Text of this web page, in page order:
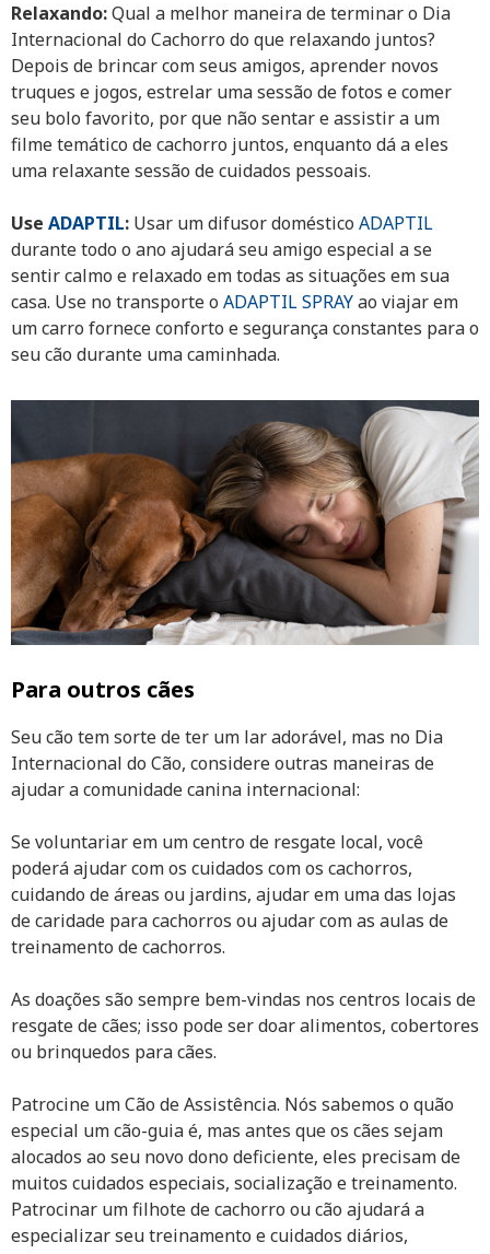
Relaxando:Qual a melhor maneira de terminar o Dia
Internacional do Cachorro do que relaxando juntos?
Depois de brincar com seus amigos, aprender novos
truques e jogos, estrelar uma sessão de fotos e comer
seu bolo favorito, por que não sentar e assistir a um
filme temático de cachorro juntos, enquanto dá a eles
uma relaxante sessão de cuidados pessoais.
Use ADAPTIL: Usar um difusor doméstico ADAPTIL
durante todo o ano ajudará seu amigo especial a se
sentir calmo e relaxado em todas as situações em sua
casa. Use no transporte o ADAPTIL SPRAYao viajar em
um carro fornece conforto e segurança constantes para o
seu cão durante uma caminhada.
Para outros cães
Seu cão tem sorte de ter um lar adorável, mas no Dia
Internacional do Cão, considere outras maneiras de
ajudar a comunidade canina internacional:
Se voluntariar em um centro de resgate local, você
poderá ajudar com os cuidados com os cachorros,
cuidando de áreas ou jardins, ajudar em uma das lojas
de caridade para cachorros ou ajudar com as aulas de
treinamento de cachorros.
As doações são sempre bem-vindas nos centros locais de
resgate de cães; isso pode ser doar alimentos, cobertores
ou brinquedos para cães.
Patrocine um Cão de Assistência. Nós sabemos o quão
especial um cão-guia é, mas antes que os cães sejam
alocados ao seu novo dono deficiente, eles precisam de
muitos cuidados especiais, socialização e treinamento.
Patrocinar um filhote de cachorro ou cão ajudará a
especializar seu treinamento e cuidados diários,